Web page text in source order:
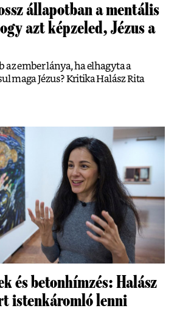
állapotban a mentális
azt képzeled, Jézus a
az ember lánya, ha elhagyta a
maga Jézus? Kritika Halász Rita
és betonhímzés: Halász
istenkáromló lenni